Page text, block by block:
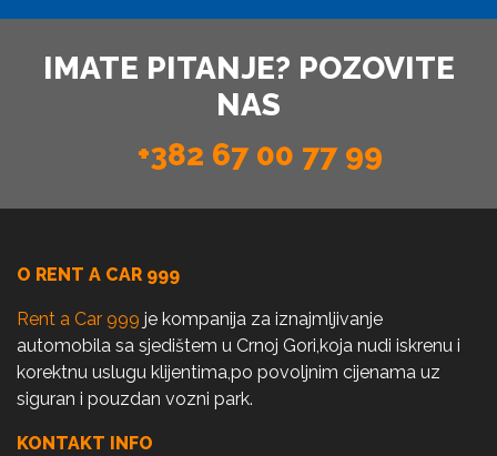
IMATE PITANJE? POZOVITE
NAS
+382 67 00 77 99
O RENT A CAR 999
Rent a Car 999 je kompanija za iznajmljivanje
automobila sa sjedištem u Crnoj Gori,koja nudi iskrenu i
korektnu uslugu klijentima,po povoljnim cijenama uz
siguran i pouzdan vozni park.
KONTAKT INFO